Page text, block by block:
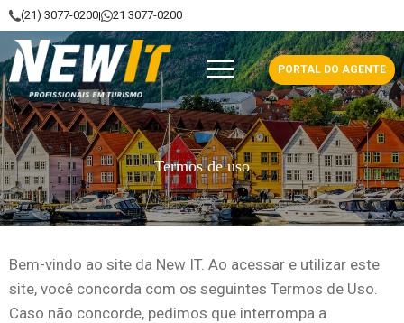
(21) 3077-0200 21 3077-0200
NewIt - Profissionais em Turismo
PORTAL DO AGENTE
Termos de uso
Bem-vindo ao site da New IT. Ao acessar e utilizar este
site, você concorda com os seguintes Termos de Uso.
Caso não concorde, pedimos que interrompa a